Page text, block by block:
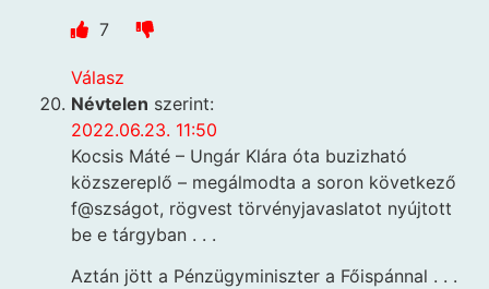
7
Válasz
Névtelen szerint:
2022.06.23. 11:50
Kocsis Máté – Ungár Klára óta buzizható
közszereplő – megálmodta a soron következő
f@szságot, rögvest törvényjavaslatot nyújtott
be e tárgyban . . .
Aztán jött a Pénzügyminiszter a Főispánnal . . .